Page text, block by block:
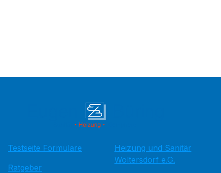
Testseite Formulare
Ratgeber
Heizung und Sanitär
Woltersdorf e.G.